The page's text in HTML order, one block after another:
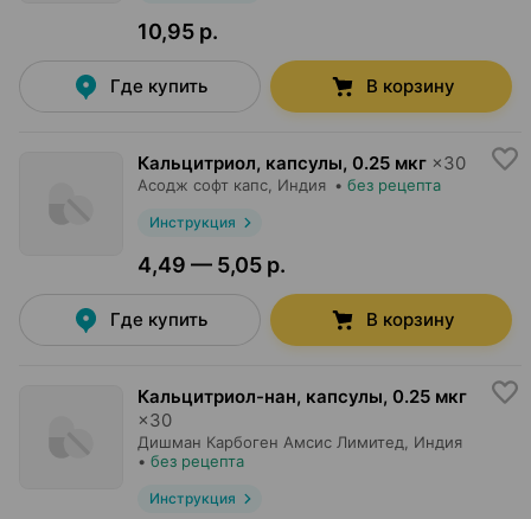
10,95 р.
Где купить В корзину
Кальцитриол, капсулы, 0.25 мкг ×30
Асодж софт капс, Индия • без рецепта
Инструкция
4,49 — 5,05 р.
Где купить В корзину
Кальцитриол-нан, капсулы, 0.25 мкг
×30
Дишман Карбоген Амсис Лимитед, Индия
• без рецепта
Инструкция